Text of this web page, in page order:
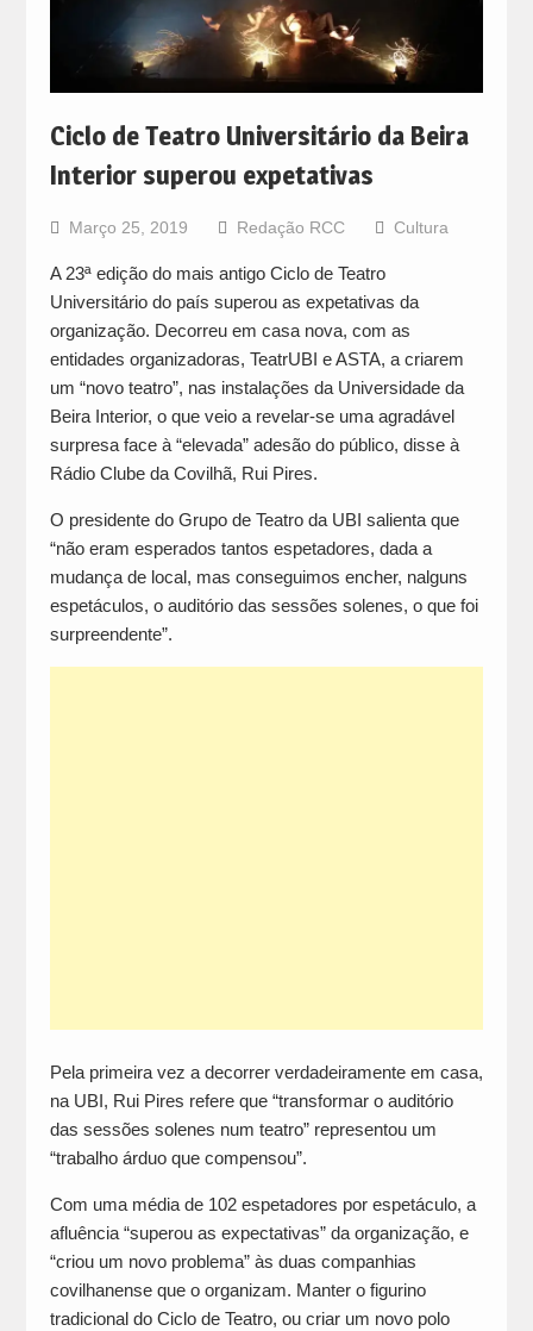
Ciclo de Teatro Universitário da Beira
Interior superou expetativas
Março 25, 2019 Redação RCC Cultura
A 23ª edição do mais antigo Ciclo de Teatro
Universitário do país superou as expetativas da
organização. Decorreu em casa nova, com as
entidades organizadoras, TeatrUBI e ASTA, a criarem
um “novo teatro”, nas instalações da Universidade da
Beira Interior, o que veio a revelar-se uma agradável
surpresa face à “elevada” adesão do público, disse à
Rádio Clube da Covilhã, Rui Pires.
O presidente do Grupo de Teatro da UBI salienta que
“não eram esperados tantos espetadores, dada a
mudança de local, mas conseguimos encher, nalguns
espetáculos, o auditório das sessões solenes, o que foi
surpreendente”.
Pela primeira vez a decorrer verdadeiramente em casa,
na UBI, Rui Pires refere que “transformar o auditório
das sessões solenes num teatro” representou um
“trabalho árduo que compensou”.
Com uma média de 102 espetadores por espetáculo, a
afluência “superou as expectativas” da organização, e
“criou um novo problema” às duas companhias
covilhanense que o organizam. Manter o figurino
tradicional do Ciclo de Teatro, ou criar um novo polo